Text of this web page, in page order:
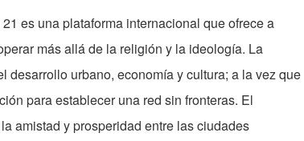
es una plataforma internacional que ofrece a
más allá de la religión y la ideología. La
desarrollo urbano, economía y cultura; a la vez que
para establecer una red sin fronteras. El
amistad y prosperidad entre las ciudades